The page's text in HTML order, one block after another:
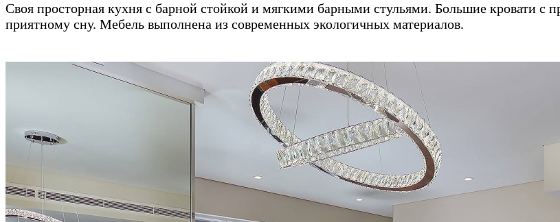
Своя просторная кухня с барной стойкой и мягкими барными стульями. Большие кровати с
приятному сну. Мебель выполнена из современных экологичных материалов.